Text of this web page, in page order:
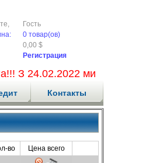
Гость
0 товар(ов)
0,00 $
Регистрация
З 24.02.2022 ми не
Контакты
во Цена всего